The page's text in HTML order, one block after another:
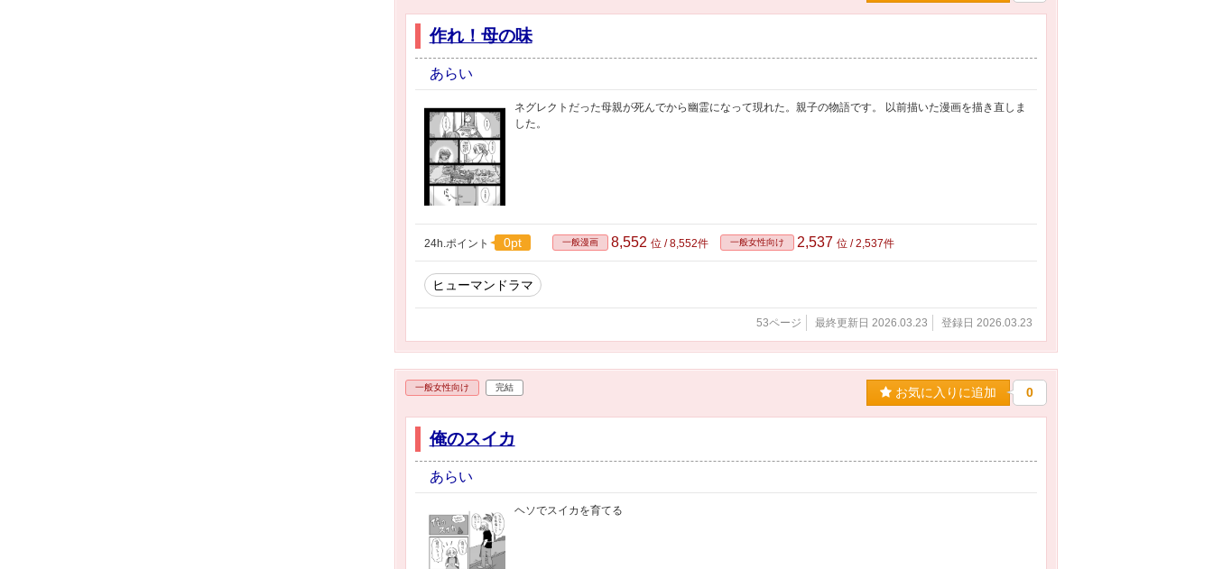
作れ！母の味
あらい
ネグレクトだった母親が死んでから幽霊になって現れた。親子の物語です。 以前描いた漫画を描き直しま
した。
24h.ポイント 0pt 一般漫画 8,552 位 / 8,552件 一般女性向け 2,537 位 / 2,537件
ヒューマンドラマ
53ページ 最終更新日 2026.03.23 登録日 2026.03.23
一般女性向け 完結 お気に入りに追加 0
俺のスイカ
あらい
ヘソでスイカを育てる